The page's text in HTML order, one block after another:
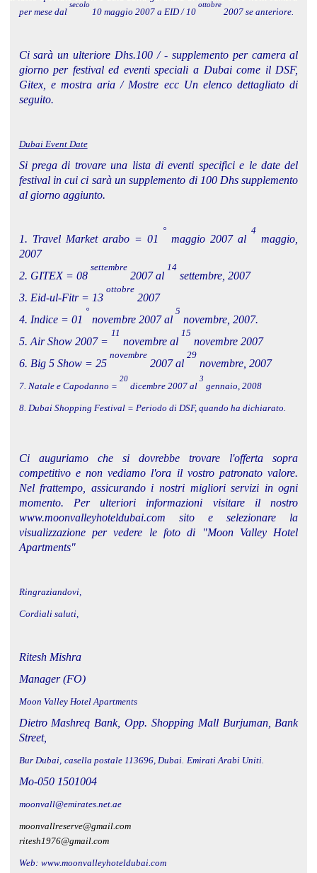
per mese dal
secolo
10 maggio 2007 a ​​EID / 10
ottobre
2007 se anteriore.
Ci sarà un ulteriore Dhs.100 / - supplemento per camera al
giorno per festival ed eventi speciali a Dubai come il DSF,
Gitex, e mostra aria / Mostre ecc Un elenco dettagliato di
seguito.
Dubai Event Date
Si prega di trovare una lista di eventi specifici e le date del
festival in cui ci sarà un supplemento di 100 Dhs supplemento
al giorno aggiunto.
1. Travel Market arabo = 01
°
maggio 2007 al
4
maggio,
2007
2. GITEX = 08
settembre
2007 al
14
settembre, 2007
3. Eid-ul-Fitr = 13
ottobre
2007
4. Indice = 01
°
novembre 2007 al
5
novembre, 2007.
5. Air Show 2007 =
11
novembre al
15
novembre 2007
6. Big 5 Show = 25
novembre
2007 al
29
novembre, 2007
7. Natale e Capodanno =
20
dicembre 2007 al
3
gennaio, 2008
8. Dubai Shopping Festival = Periodo di DSF, quando ha dichiarato.
Ci auguriamo che si dovrebbe trovare l'offerta sopra
competitivo e non vediamo l'ora il vostro patronato valore.
Nel frattempo, assicurando i nostri migliori servizi in ogni
momento. Per ulteriori informazioni visitare il nostro
www.moonvalleyhoteldubai.com sito e selezionare la
visualizzazione per vedere le foto di "Moon Valley Hotel
Apartments"
Ringraziandovi,
Cordiali saluti,
Ritesh Mishra
Manager (FO)
Moon Valley Hotel Apartments
Dietro Mashreq Bank, Opp. Shopping Mall Burjuman, Bank
Street,
Bur Dubai, casella postale 113696, Dubai. Emirati Arabi Uniti.
Mo-050 1501004
moonvall@emirates.net.ae
moonvallreserve@gmail.com
ritesh1976@gmail.com
Web: www.moonvalleyhoteldubai.com